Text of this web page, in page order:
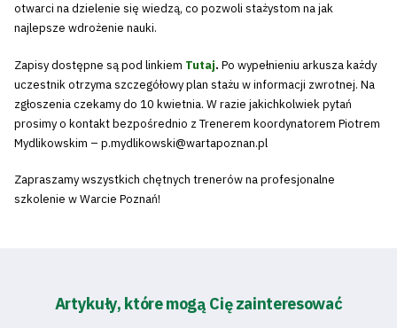
otwarci na dzielenie się wiedzą, co pozwoli stażystom na jak
najlepsze wdrożenie nauki.
Zapisy dostępne są pod linkiem Tutaj. Po wypełnieniu arkusza każdy
uczestnik otrzyma szczegółowy plan stażu w informacji zwrotnej. Na
zgłoszenia czekamy do 10 kwietnia. W razie jakichkolwiek pytań
prosimy o kontakt bezpośrednio z Trenerem koordynatorem Piotrem
Mydlikowskim – p.mydlikowski@wartapoznan.pl
Zapraszamy wszystkich chętnych trenerów na profesjonalne
szkolenie w Warcie Poznań!
Artykuły, które mogą Cię zainteresować